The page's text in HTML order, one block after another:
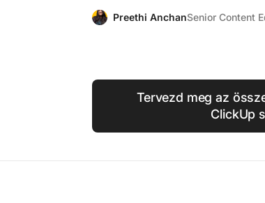
Preethi AnchanSenior Content
Tervezd meg az
ClickUp